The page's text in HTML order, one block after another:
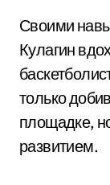
Своими
Кулагин
только
площадке,
развитием.